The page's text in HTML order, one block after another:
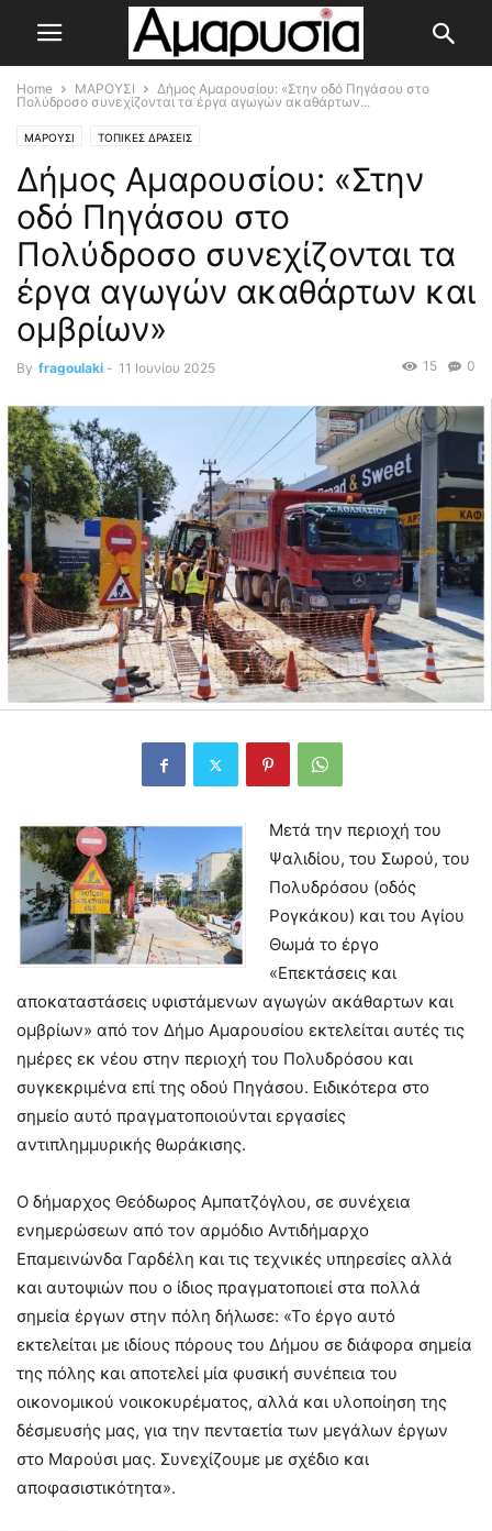
Home ΜΑΡΟΥΣΙ
Δήμος Αμαρουσίου: «Στην οδό Πηγάσου στο
Πολύδροσο συνεχίζονται τα έργα αγωγών ακαθάρτων...
ΜΑΡΟΥΣΙ ΤΟΠΙΚΕΣ ΔΡΑΣΕΙΣ
Δήμος Αμαρουσίου: «Στην
οδό Πηγάσου στο
Πολύδροσο συνεχίζονται τα
έργα αγωγών ακαθάρτων και
ομβρίων»
By fragoulaki - 11 Ιουνίου 2025 0
15
Μετά την περιοχή του
Ψαλιδίου, του Σωρού, του
Πολυδρόσου (οδός
Ρογκάκου) και του Αγίου
Θωμά το έργο
«Επεκτάσεις και
αποκαταστάσεις υφιστάμενων αγωγών ακάθαρτων και
ομβρίων» από τον Δήμο Αμαρουσίου εκτελείται αυτές τις
ημέρες εκ νέου στην περιοχή του Πολυδρόσου και
συγκεκριμένα επί της οδού Πηγάσου. Ειδικότερα στο
σημείο αυτό πραγματοποιούνται εργασίες
αντιπλημμυρικής θωράκισης.
Ο δήμαρχος Θεόδωρος Αμπατζόγλου, σε συνέχεια
ενημερώσεων από τον αρμόδιο Αντιδήμαρχο
Επαμεινώνδα Γαρδέλη και τις τεχνικές υπηρεσίες αλλά
και αυτοψιών που ο ίδιος πραγματοποιεί στα πολλά
σημεία έργων στην πόλη δήλωσε: «Το έργο αυτό
εκτελείται με ιδίους πόρους του Δήμου σε διάφορα σημεία
της πόλης και αποτελεί μία φυσική συνέπεια του
οικονομικού νοικοκυρέματος, αλλά και υλοποίηση της
δέσμευσής μας, για την πενταετία των μεγάλων έργων
στο Μαρούσι μας. Συνεχίζουμε με σχέδιο και
αποφασιστικότητα».